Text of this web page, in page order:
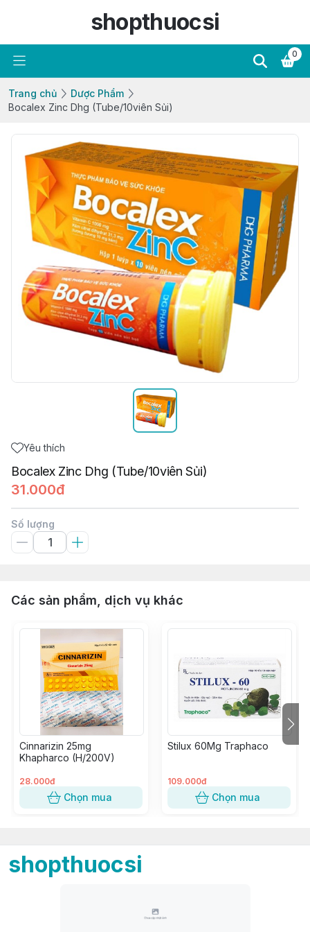
shopthuocsi
0
Trang chủ
Dược Phẩm
Bocalex Zinc Dhg (Tube/10viên Sủi)
Yêu thích
Bocalex Zinc Dhg (Tube/10viên Sủi)
31.000đ
Số lượng
Các sản phẩm, dịch vụ khác
Cinnarizin 25mg
Khapharco (H/200V)
28.000đ
Chọn mua
Stilux 60Mg Traphaco
109.000đ
Chọn mua
shopthuocsi